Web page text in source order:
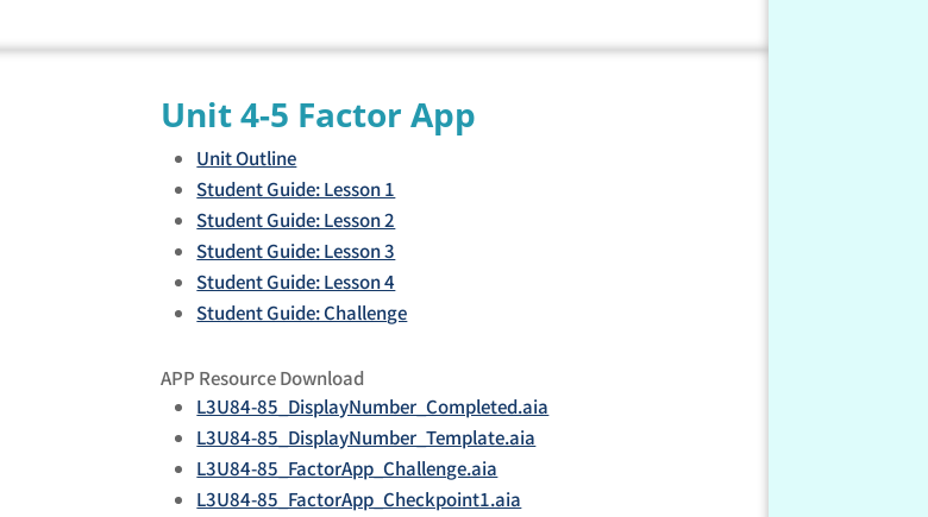
Unit 4-5 Factor App
Unit Outline
Student Guide: Lesson 1
Student Guide: Lesson 2
Student Guide: Lesson 3
Student Guide: Lesson 4
Student Guide: Challenge
APP Resource Download
L3U84-85_DisplayNumber_Completed.aia
L3U84-85_DisplayNumber_Template.aia
L3U84-85_FactorApp_Challenge.aia
L3U84-85_FactorApp_Checkpoint1.aia